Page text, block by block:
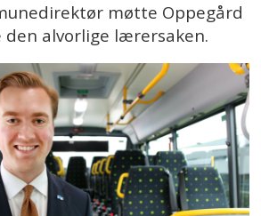
møtte Oppegård
den alvorlige lærersaken.